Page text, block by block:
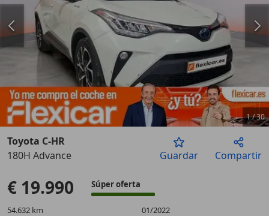
Anterior
1/30
Toyota C-HR
180H Advance
Guardar Compartir
€ 19.990 Súper oferta
54.632 km
01/2022